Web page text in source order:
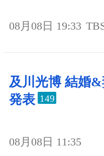
08月08日 19:33
及川光博 結婚
発表 149
08月08日 11:35